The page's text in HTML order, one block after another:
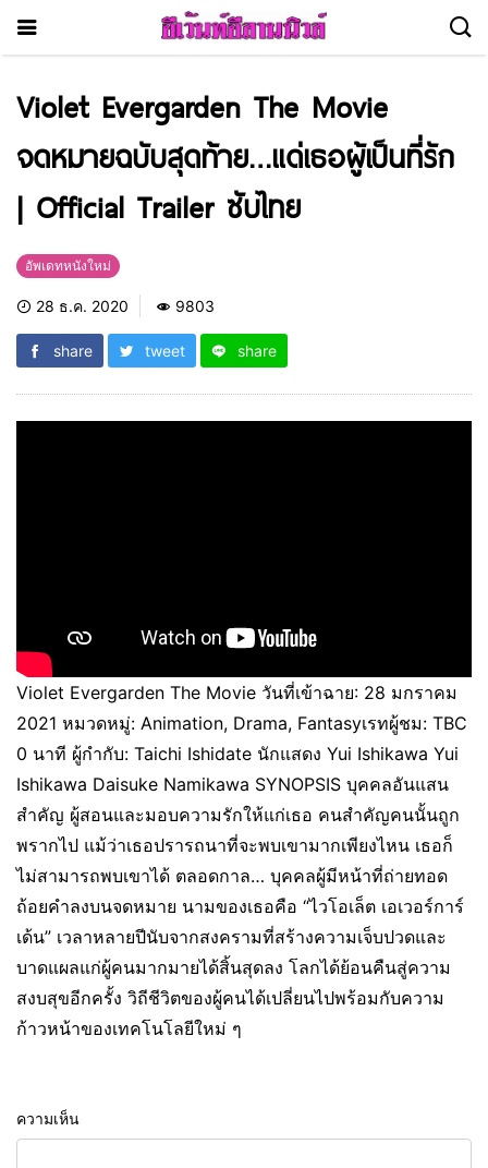
Violet Evergarden The Movie
จดหมายฉบับสุดท้าย…แด่เธอผู้เป็นที่รัก
| Official Trailer ซับไทย
อัพเดทหนังใหม่
28 ธ.ค. 2020 9803
share tweet share
Violet Evergarden The Movie วันที่เข้าฉาย: 28 มกราคม
2021 หมวดหมู่: Animation, Drama, Fantasyเรทผู้ชม: TBC
0 นาที ผู้กำกับ: Taichi Ishidate นักแสดง Yui Ishikawa Yui
Ishikawa Daisuke Namikawa SYNOPSIS บุคคลอันแสน
สำคัญ ผู้สอนและมอบความรักให้แก่เธอ คนสำคัญคนนั้นถูก
พรากไป แม้ว่าเธอปรารถนาที่จะพบเขามากเพียงไหน เธอก็
ไม่สามารถพบเขาได้ ตลอดกาล… บุคคลผู้มีหน้าที่ถ่ายทอด
ถ้อยคำลงบนจดหมาย นามของเธอคือ “ไวโอเล็ต เอเวอร์การ์
เด้น” เวลาหลายปีนับจากสงครามที่สร้างความเจ็บปวดและ
บาดแผลแก่ผู้คนมากมายได้สิ้นสุดลง โลกได้ย้อนคืนสู่ความ
สงบสุขอีกครั้ง วิถีชีวิตของผู้คนได้เปลี่ยนไปพร้อมกับความ
ก้าวหน้าของเทคโนโลยีใหม่ ๆ
ความเห็น